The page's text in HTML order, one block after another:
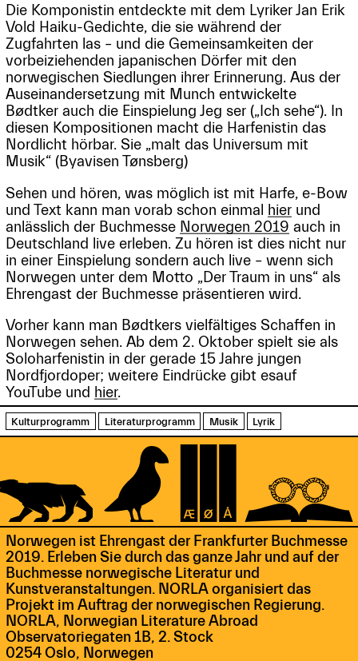
Die Komponistin entdeckte mit dem Lyriker Jan Erik
Vold Haiku-Gedichte, die sie während der
Zugfahrten las – und die Gemeinsamkeiten der
vorbeiziehenden japanischen Dörfer mit den
norwegischen Siedlungen ihrer Erinnerung. Aus der
Auseinandersetzung mit Munch entwickelte
Bødtker auch die Einspielung Jeg ser („Ich sehe“). In
diesen Kompositionen macht die Harfenistin das
Nordlicht hörbar. Sie „malt das Universum mit
Musik“ (Byavisen Tønsberg)
Sehen und hören, was möglich ist mit Harfe, e-Bow
und Text kann man vorab schon einmal hierund
anlässlich der Buchmesse Norwegen 2019 auch in
Deutschland live erleben. Zu hören ist dies nicht nur
in einer Einspielung sondern auch live – wenn sich
Norwegen unter dem Motto „Der Traum in uns“ als
Ehrengast der Buchmesse präsentieren wird.
Vorher kann man Bødtkers vielfältiges Schaffen in
Norwegen sehen. Ab dem 2. Oktober spielt sie als
Soloharfenistin in der gerade 15 Jahre jungen
Nordfjordoper; weitere Eindrücke gibt esauf
YouTube und hier.
Kulturprogramm Literaturprogramm Musik Lyrik
Norwegen ist Ehrengast der Frankfurter Buchmesse
2019. Erleben Sie durch das ganze Jahr und auf der
Buchmesse norwegische Literatur und
Kunstveranstaltungen. NORLA organisiert das
Projekt im Auftrag der norwegischen Regierung.
NORLA, Norwegian Literature Abroad
Observatoriegaten 1B, 2. Stock
0254 Oslo, Norwegen